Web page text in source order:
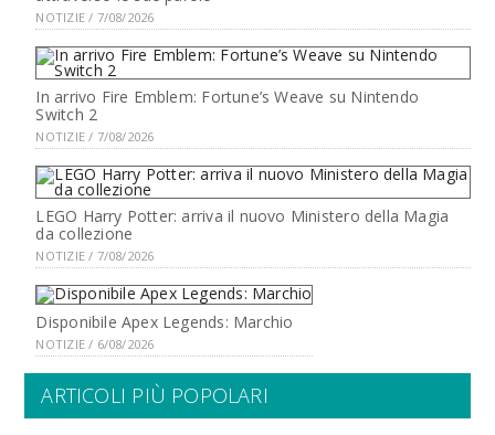
NOTIZIE / 7/08/2026
In arrivo Fire Emblem: Fortune’s Weave su Nintendo
Switch 2
NOTIZIE / 7/08/2026
LEGO Harry Potter: arriva il nuovo Ministero della Magia
da collezione
NOTIZIE / 7/08/2026
Disponibile Apex Legends: Marchio
NOTIZIE / 6/08/2026
ARTICOLI PIÙ POPOLARI